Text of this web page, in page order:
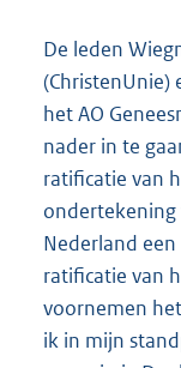
De leden
(ChristenUnie)
het AO
nader in te
ratificatie van
ondertekening
Nederland
ratificatie van
voornemen
ik in mijn